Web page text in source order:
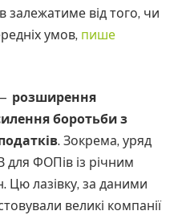
залежатиме від того, чи
умов, пише
розширення
боротьби з
. Зокрема, уряд
ФОПів із річним
Цю лазівку, за даними
великі компанії